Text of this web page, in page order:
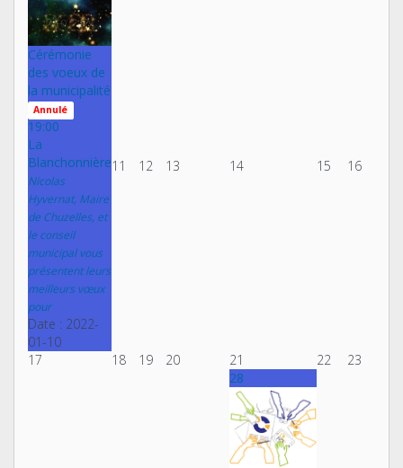
Cérémonie
des voeux de
la municipalité
Annulé
19:00
La
Blanchonnière
Nicolas
Hyvernat, Maire
de Chuzelles, et
le conseil
municipal vous
présentent leurs
meilleurs vœux
pour
Date : 2022-
01-10
11 12 13 14 15 16
17 18 19 20 21 22 23
28